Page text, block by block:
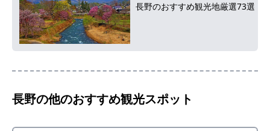
長野のおすすめ観光地厳選73選
長野の他のおすすめ観光スポット